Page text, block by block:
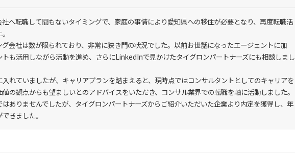
へ転職して間もないタイミングで、家庭の事情により愛知県への移住が必要となり、再度転職活
会社は数が限られており、非常に狭き門の状況でした。以前お世話になったエージェントに加
トも活用しながら活動を進め、さらにLinkedInで見かけたタイグロンパートナーズにも相談しまし
れていましたが、キャリアプランを踏まえると、現時点ではコンサルタントとしてのキャリアを
の観点からも望ましいとのアドバイスをいただき、コンサル業界での転職を軸に活動しました。
ありませんでしたが、タイグロンパートナーズからご紹介いただいた企業より内定を獲得し、年
きました。